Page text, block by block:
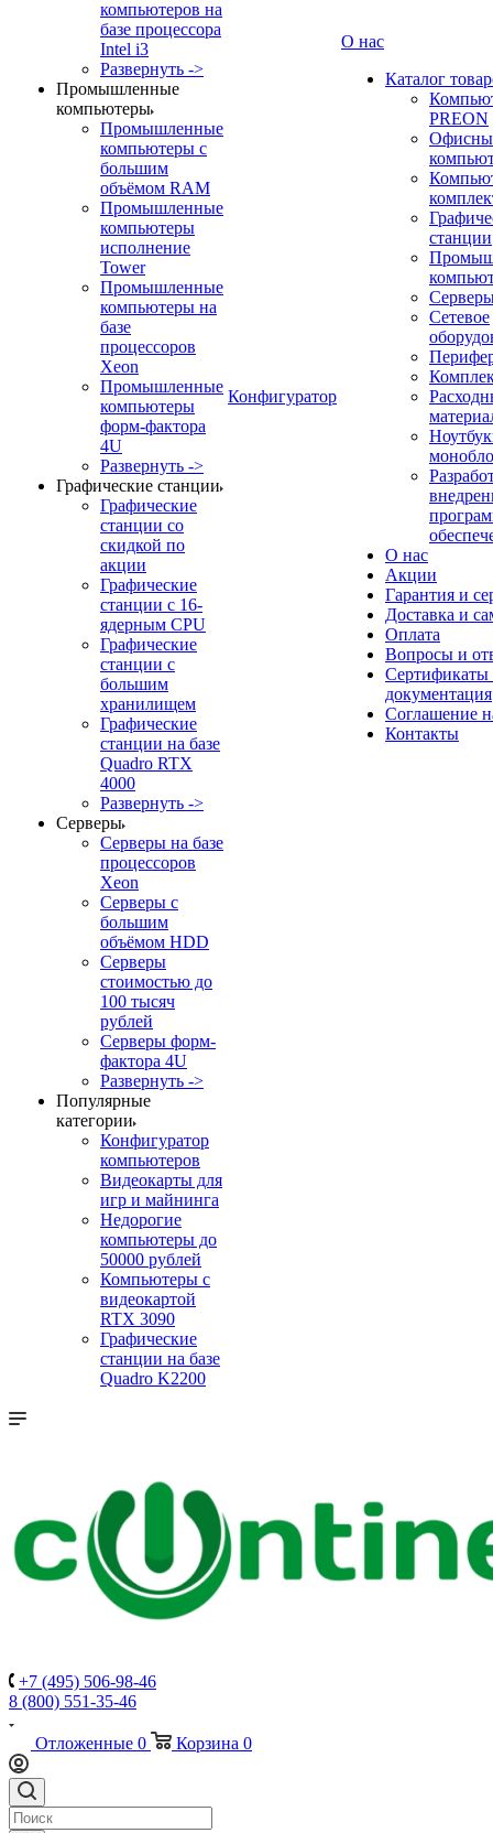
компьютеров на
базе процессора
Intel i3
Развернуть ->
Промышленные
компьютеры
Промышленные
компьютеры с
большим
объёмом RAM
Промышленные
компьютеры
исполнение
Tower
Промышленные
компьютеры на
базе
процессоров
Xeon
Промышленные
компьютеры
форм-фактора
4U
Развернуть ->
Графические станции
Графические
станции со
скидкой по
акции
Графические
станции с 16-
ядерным CPU
Графические
станции с
большим
хранилищем
Графические
станции на базе
Quadro RTX
4000
Развернуть ->
Серверы
Серверы на базе
процессоров
Xeon
Серверы с
большим
объёмом HDD
Серверы
стоимостью до
100 тысяч
рублей
Серверы форм-
фактора 4U
Развернуть ->
Популярные
категории
Конфигуратор
компьютеров
Видеокарты для
игр и майнинга
Недорогие
компьютеры до
50000 рублей
Компьютеры с
видеокартой
RTX 3090
Графические
станции на базе
Quadro K2200
Конфигуратор
О нас
Каталог
PREON
станции
Сетевое
О нас
Акции
Гарантия и
Доставка и
Оплата
Вопросы и
Сертификаты
документация
Соглашение
Контакты
+7 (495) 506-98-46
8 (800) 551-35-46
Отложенные 0 Корзина 0